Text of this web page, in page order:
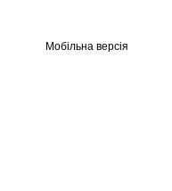
Мобільна версія